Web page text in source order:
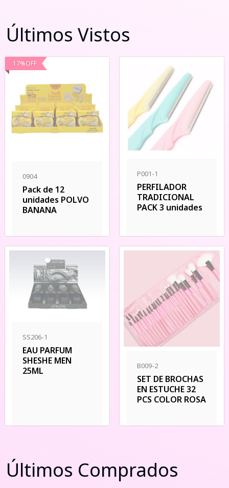
Últimos Vistos
17%OFF
0904
Pack de 12
unidades POLVO
BANANA
P001-1
PERFILADOR
TRADICIONAL
PACK 3 unidades
SS206-1
EAU PARFUM
SHESHE MEN
25ML
B009-2
SET DE BROCHAS
EN ESTUCHE 32
PCS COLOR ROSA
Últimos Comprados